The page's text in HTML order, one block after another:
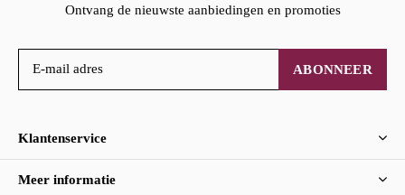
Ontvang de nieuwste aanbiedingen en promoties
ABONNEER
Klantenservice
Meer informatie